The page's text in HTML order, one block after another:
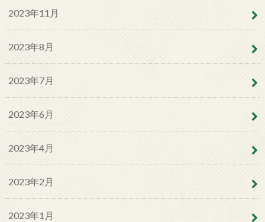
2023年11月
2023年8月
2023年7月
2023年6月
2023年4月
2023年2月
2023年1月